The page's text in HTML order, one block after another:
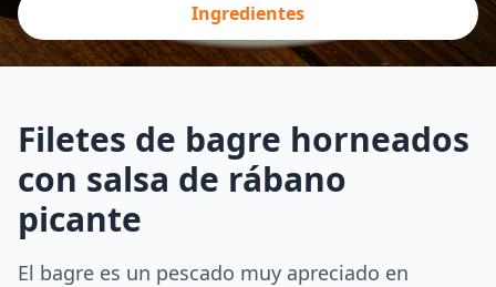
Ingredientes
Filetes de bagre horneados
con salsa de rábano
picante
El bagre es un pescado muy apreciado en